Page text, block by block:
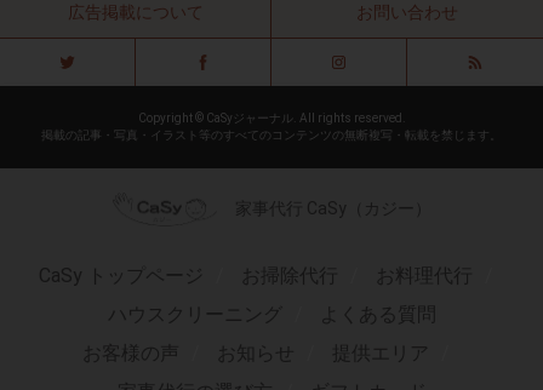
広告掲載について お問い合わせ
Copyright © CaSyジャーナル. All rights reserved.
掲載の記事・写真・イラスト等のすべてのコンテンツの無断複写・転載を禁じます。
家事代行 CaSy（カジー）
CaSy トップページ お掃除代行
お料理代行
ハウスクリーニング
よくある質問
お客様の声
お知らせ
提供エリア